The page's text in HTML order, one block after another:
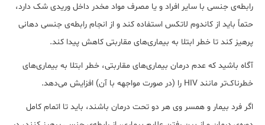
رابطه‌ی جنسی با سایر افراد و یا مصرف مواد مخدر داخل وریدی شک دارد،
حتماً باید از کاندوم لاتکس استفاده کند و از انجام رابطه‌ی جنسی دهانی
پرهیز کند تا خطر ابتلا به بیماری‌های مقاربتی کاهش پیدا کند.
آگاه باشید که عدم درمان بیماری‌های مقاربتی، خطر ابتلا به بیماری‌های
خطرناک‌تر مانند HIV را (در صورت مواجهه با آن) افزایش می‌دهد.
اگر فرد بیمار و همسر وی هر دو تحت درمان باشند، باید تا اتمام کامل